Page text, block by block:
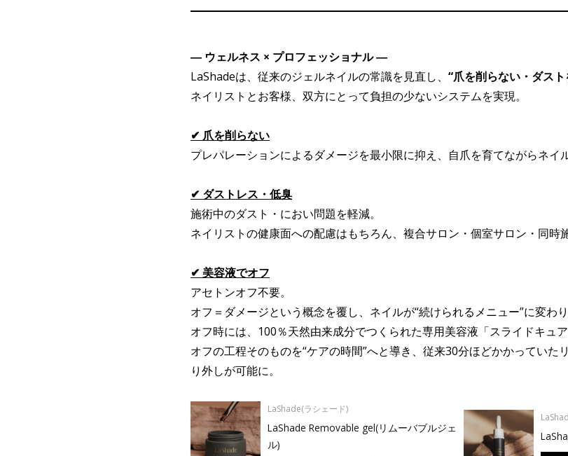
― ウェルネス × プロフェッショナル ―
LaShadeは、従来のジェルネイルの常識を見直し、 “爪を削らない・ダス
ネイリストとお客様、双方にとって負担の少ないシステムを実現。
✔ 爪を削らない
プレパレーションによるダメージを最小限に抑え、自爪を育てながらネイ
✔ ダストレス・低臭
施術中のダスト・におい問題を軽減。
ネイリストの健康面への配慮はもちろん、複合サロン・個室サロン・同時
✔ 美容液でオフ
アセトンオフ不要。
オフ＝ダメージという概念を覆し、ネイルが“続けられるメニュー”に変わり
オフ時には、100％天然由来成分でつくられた専用美容液「スライドキュア
オフの工程そのものを“ケアの時間”へと導き、従来30分ほどかかっていた
り外しが可能に。
LaShade(ラシェード)
LaShade Removable gel(リムーバブルジェ
ル)